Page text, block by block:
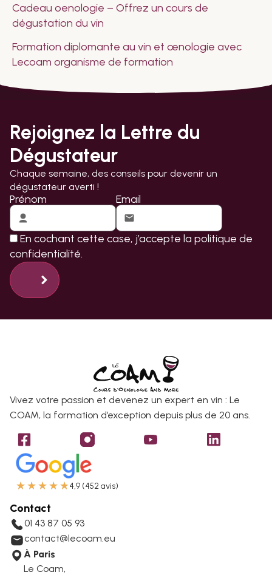
Cadeau oenologie – Offrez un cours de
dégustation du vin
Formation diplomante au vin et œnologie avec
Lecoam organisme de formation
Rejoignez la Lettre du
Dégustateur
Chaque semaine, des conseils pour devenir un
dégustateur averti !
Prénom Email
En cochant cette case, j’accepte la politique de
confidentialité.
Vivez votre passion et devenez un expert en vin : Le
COAM, la formation d’exception depuis plus de 20 ans.
★ ★ ★ ★ ★4,9 (452 avis)
Contact
01 43 87 05 93
contact@lecoam.eu
À Paris
Le Coam,